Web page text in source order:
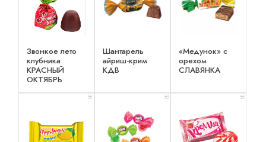
Звонкое лето
клубника
КРАСНЫЙ
ОКТЯБРЬ
Шантарель
айриш-крим
КДВ
«Медунок» с
орехом
СЛАВЯНКА
x 2 x 3 x 3